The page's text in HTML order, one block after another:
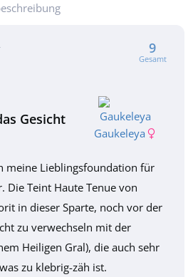
9
Gesamt
Gaukeleya
Gesicht
meine Lieblingsfoundation für
Die Teint Haute Tenue von
in dieser Sparte, noch vor der
zu verwechseln mit der
Heiligen Gral), die auch sehr
zu klebrig-zäh ist.